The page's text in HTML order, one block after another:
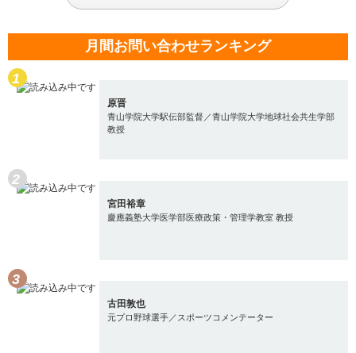
月間お問い合わせランキング
原晋
青山学院大学駅伝部監督／青山学院大学地球社会共生学部
教授
宮田裕章
慶應義塾大学医学部医療政策・管理学教室 教授
古田敦也
元プロ野球選手／スポーツコメンテーター